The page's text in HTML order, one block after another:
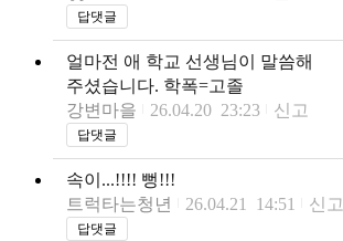
답댓글
얼마전 애 학교 선생님이 말씀해
주셨습니다. 학폭=고졸
강변마을
26.04.20 23:23 신고
답댓글
속이...!!!! 뻥!!!
트럭타는청년
26.04.21 14:51 신고
답댓글